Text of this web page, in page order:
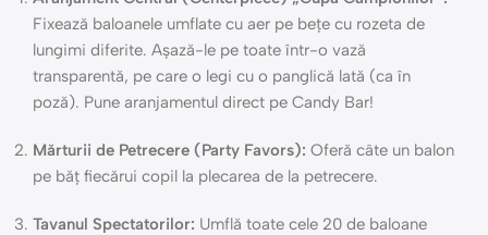
Fixează baloanele umflate cu aer pe bețe cu rozeta de
lungimi diferite. Așază-le pe toate într-o vază
transparentă, pe care o legi cu o panglică lată (ca în
poză). Pune aranjamentul direct pe Candy Bar!
Mărturii de Petrecere (Party Favors): Oferă câte un balon
pe băț fiecărui copil la plecarea de la petrecere.
Tavanul Spectatorilor: Umflă toate cele 20 de baloane